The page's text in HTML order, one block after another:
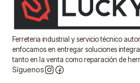
Ferreteria industrial y servicio técnico
enfocamos en entregar soluciones
tanto en la venta como reparación de
Síguenos